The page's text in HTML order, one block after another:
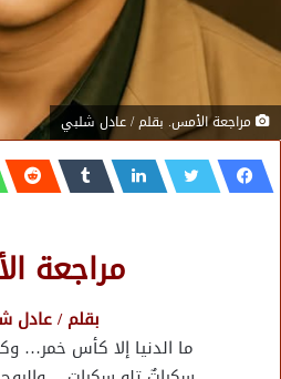
مراجعة الأمس. بقلم / عادل شلبي
مراجعة
بقلم / عادل
ما الدنيا إلا كأس خمر…